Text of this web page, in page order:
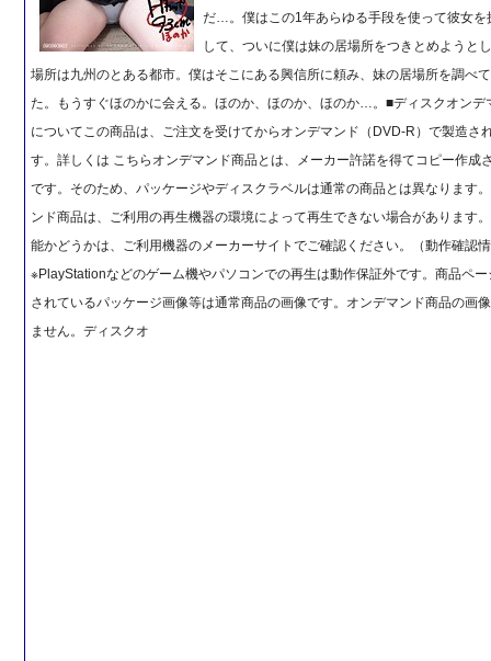
だ…。僕はこの1年あらゆる手段を使って彼女を
して、ついに僕は妹の居場所をつきとめようと
場所は九州のとある都市。僕はそこにある興信所に頼み、妹の居場所を調べ
た。もうすぐほのかに会える。ほのか、ほのか、ほのか…。■ディスクオンデ
についてこの商品は、ご注文を受けてからオンデマンド（DVD-R）で製造さ
す。詳しくは こちらオンデマンド商品とは、メーカー許諾を得てコピー作成
です。そのため、パッケージやディスクラベルは通常の商品とは異なります
ンド商品は、ご利用の再生機器の環境によって再生できない場合があります
能かどうかは、ご利用機器のメーカーサイトでご確認ください。（動作確認
※PlayStationなどのゲーム機やパソコンでの再生は動作保証外です。商品ペ
されているパッケージ画像等は通常商品の画像です。オンデマンド商品の画
ません。ディスクオ